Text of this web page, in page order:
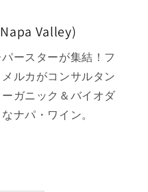
Valley)
ースターが集結！フ
ルカがコンサルタン
ーガニック＆バイオダ
ナパ・ワイン。